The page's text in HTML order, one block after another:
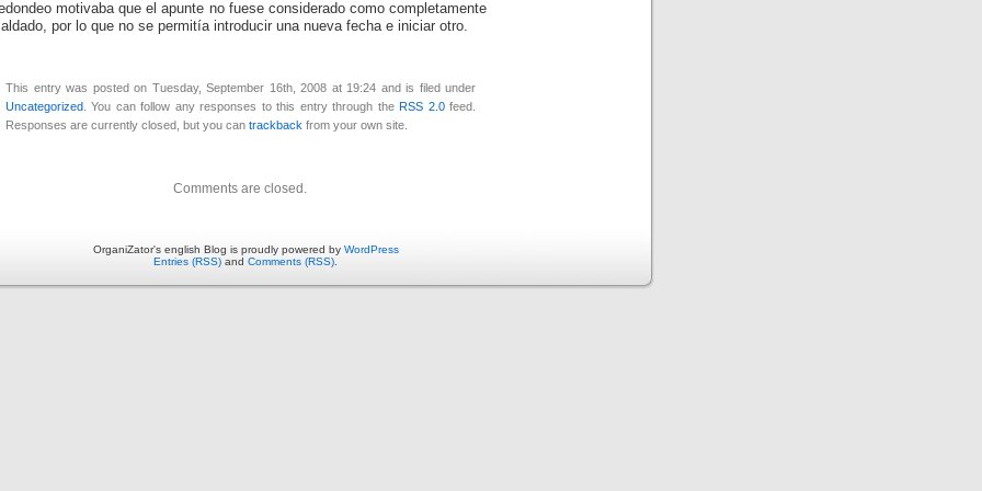
motivaba que el apunte no fuese considerado como completamente
por lo que no se permitía introducir una nueva fecha e iniciar otro.
This entry was posted on Tuesday, September 16th, 2008 at 19:24 and is filed under
Uncategorized . You can follow any responses to this entry through theRSS 2.0feed.
Responses are currently closed, but you can trackback from your own site.
Comments are closed.
OrganiZator's english Blog is proudly powered by WordPress
Entries (RSS) and Comments (RSS)